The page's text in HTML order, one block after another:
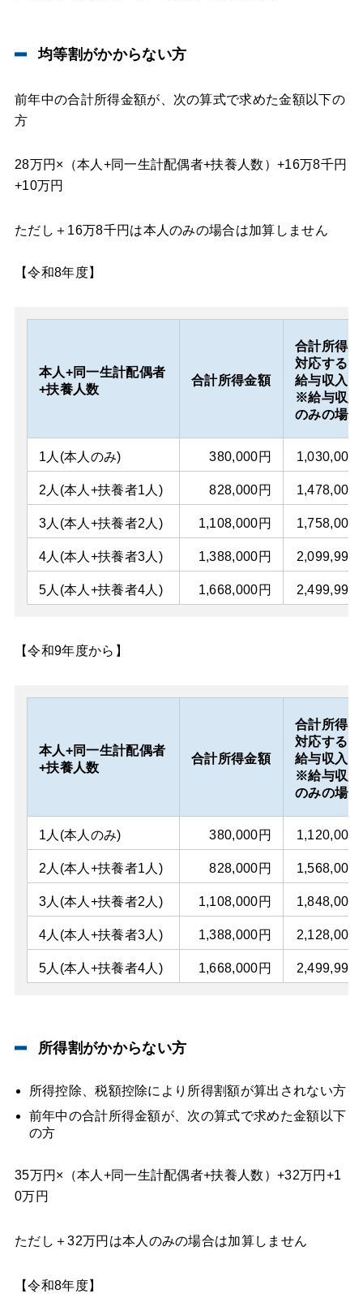
均等割がかからない方
前年中の合計所得金額が、次の算式で求めた金額以下の
方
28万円×（本人+同一生計配偶者+扶養人数）+16万8千円
+10万円
ただし＋16万8千円は本人のみの場合は加算しません
【令和8年度】
本人+同一生計配偶者
+扶養人数
合計所得金額
合計所得に
対応する
給与収入
※給与収入
のみの場合
1人(本人のみ) 380,000円 1,030,000
2人(本人+扶養者1人) 828,000円 1,478,000
3人(本人+扶養者2人) 1,108,000円 1,758,000
4人(本人+扶養者3人) 1,388,000円 2,099,999
5人(本人+扶養者4人) 1,668,000円 2,499,999
【令和9年度から】
本人+同一生計配偶者
+扶養人数
合計所得金額
合計所得に
対応する
給与収入
※給与収入
のみの場合
1人(本人のみ) 380,000円 1,120,000
2人(本人+扶養者1人) 828,000円 1,568,000
3人(本人+扶養者2人) 1,108,000円 1,848,000
4人(本人+扶養者3人) 1,388,000円 2,128,000
5人(本人+扶養者4人) 1,668,000円 2,499,999
所得割がかからない方
所得控除、税額控除により所得割額が算出されない方
前年中の合計所得金額が、次の算式で求めた金額以下
の方
35万円×（本人+同一生計配偶者+扶養人数）+32万円+1
0万円
ただし＋32万円は本人のみの場合は加算しません
【令和8年度】